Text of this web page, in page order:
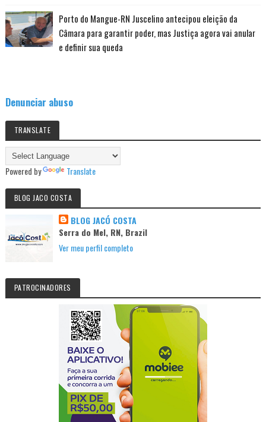
Porto do Mangue-RN Juscelino antecipou eleição da
Câmara para garantir poder, mas Justiça agora vai anular
e definir sua queda
Denunciar abuso
TRANSLATE
Powered by Translate
BLOG JACO COSTA
BLOG JACÓ COSTA
Serra do Mel, RN, Brazil
Ver meu perfil completo
PATROCINADORES